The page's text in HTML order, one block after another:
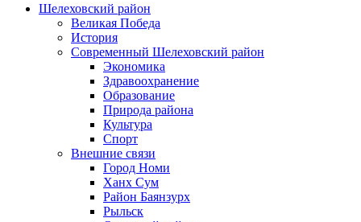
Шелеховский район
Великая Победа
История
Современный Шелеховский район
Экономика
Здравоохранение
Образование
Природа района
Культура
Спорт
Внешние связи
Город Номи
Ханх Сум
Район Баянзурх
Рыльск